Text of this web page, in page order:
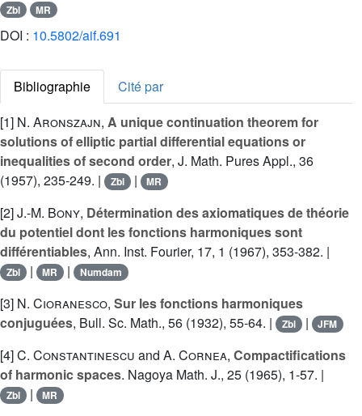
Zbl MR
DOI : 10.5802/aif.691
Bibliographie
Cité par
[1] N. Aronszajn, A unique continuation theorem for
solutions of elliptic partial differential equations or
inequalities of second order, J. Math. Pures Appl., 36
(1957), 235-249. |
Zbl | MR
[2]J.-M. Bony, Détermination des axiomatiques de théorie
du potentiel dont les fonctions harmoniques sont
différentiables, Ann. Inst. Fourier, 17, 1 (1967), 353-382. |
Zbl | MR | Numdam
[3] N. Cioranesco, Sur les fonctions harmoniques
conjuguées, Bull. Sc. Math., 56 (1932), 55-64. | Zbl | JFM
[4]C. Constantinescu and A. Cornea, Compactifications
of harmonic spaces. Nagoya Math. J., 25 (1965), 1-57. |
Zbl | MR